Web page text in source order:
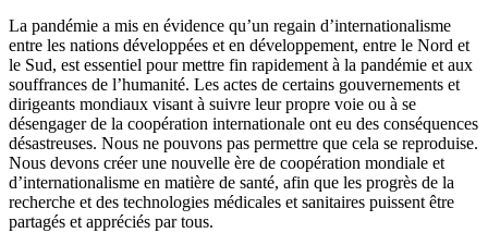
La pandémie a mis en évidence qu’un regain d’internationalisme
entre les nations développées et en développement, entre le Nord et
le Sud, est essentiel pour mettre fin rapidement à la pandémie et aux
souffrances de l’humanité. Les actes de certains gouvernements et
dirigeants mondiaux visant à suivre leur propre voie ou à se
désengager de la coopération internationale ont eu des conséquences
désastreuses. Nous ne pouvons pas permettre que cela se reproduise.
Nous devons créer une nouvelle ère de coopération mondiale et
d’internationalisme en matière de santé, afin que les progrès de la
recherche et des technologies médicales et sanitaires puissent être
partagés et appréciés par tous.